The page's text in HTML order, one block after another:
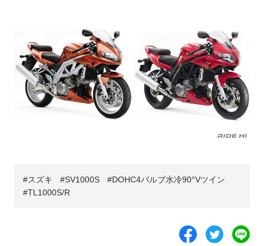
スズキ SV1000S
DOHC4バルブ水冷90°Vツイン
TL1000S/R